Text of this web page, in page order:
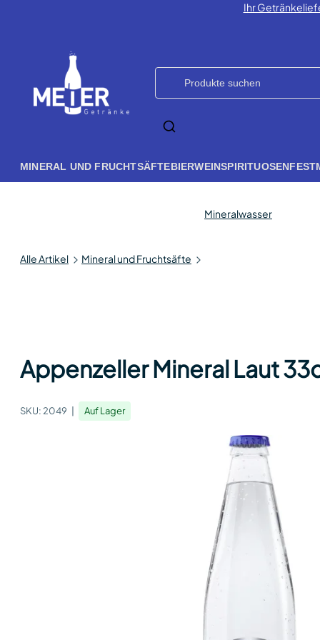
Ihr
MINERAL UND FRUCHTSÄFTEBIERWEINSPIRITUOSEN
Alle Artikel Mineral und Fruchtsäfte
Mineralwasser
Appenzeller Mineral Laut
SKU:2049 Auf Lager